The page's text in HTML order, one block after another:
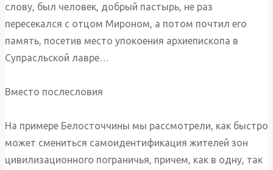
слову, был человек, добрый пастырь, не раз
пересекался с отцом Мироном, а потом почтил его
память, посетив место упокоения архиепископа в
Супрасльской лавре…
Вместо послесловия
На примере Белосточчины мы рассмотрели, как быстро
может смениться самоидентификация жителей зон
цивилизационного пограничья, причем, как в одну, так